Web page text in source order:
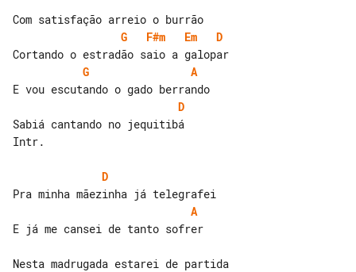
G
F#m Em
D
G
A
D
Sabiá cantando no jequitibá
Intr.
D
A
E já me cansei de tanto sofrer